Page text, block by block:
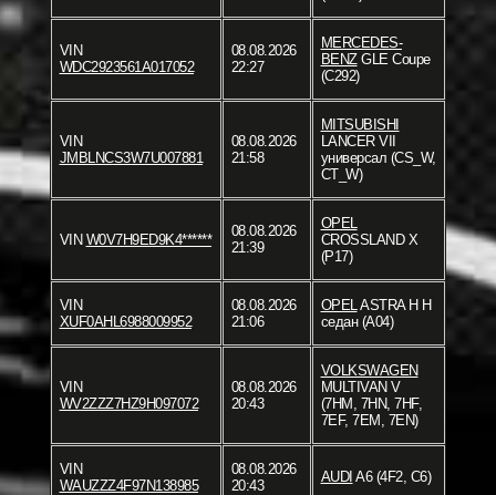
VIN
WDC2923561A017052
08.08.2026
22:27
MERCEDES-
BENZGLE Coupe
(C292)
VIN
JMBLNCS3W7U007881
08.08.2026
21:58
MITSUBISHI
LANCER VII
универсал (CS_W,
CT_W)
VIN W0V7H9ED9K4******
08.08.2026
21:39
OPEL
CROSSLAND X
(P17)
VIN
XUF0AHL6988009952
08.08.2026
21:06
OPELASTRA H H
седан (A04)
VIN
WV2ZZZ7HZ9H097072
08.08.2026
20:43
VOLKSWAGEN
MULTIVAN V
(7HM, 7HN, 7HF,
7EF, 7EM, 7EN)
VIN
WAUZZZ4F97N138985
08.08.2026
20:43
AUDI A6 (4F2, C6)